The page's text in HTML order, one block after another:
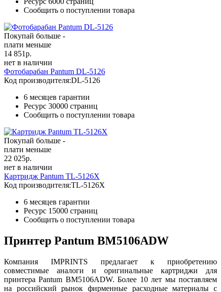
Сообщить о поступлении товара
Покупай больше -
плати меньше
14 851р.
нет в наличии
Фотобарабан Pantum DL-5126
Код производителя:DL-5126
6 месяцев гарантии
Ресурс 30000 страниц
Сообщить о поступлении товара
Покупай больше -
плати меньше
22 025р.
нет в наличии
Картридж Pantum TL-5126X
Код производителя:TL-5126X
6 месяцев гарантии
Ресурс 15000 страниц
Сообщить о поступлении товара
Принтер Pantum BM5106ADW
Компания IMPRINTS предлагает к приобретению
совместимые аналоги и оригинальные картриджи для
принтера Pantum BM5106ADW. Более 10 лет мы поставляем
на российский рынок фирменные расходные материалы с